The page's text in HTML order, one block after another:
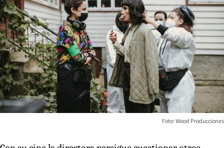
Foto: Wood Producciones